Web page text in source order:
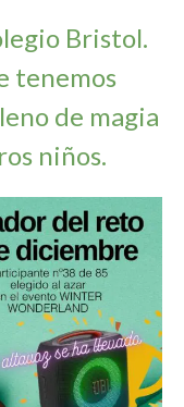
Bristol.
tenemos
de magia
niños.